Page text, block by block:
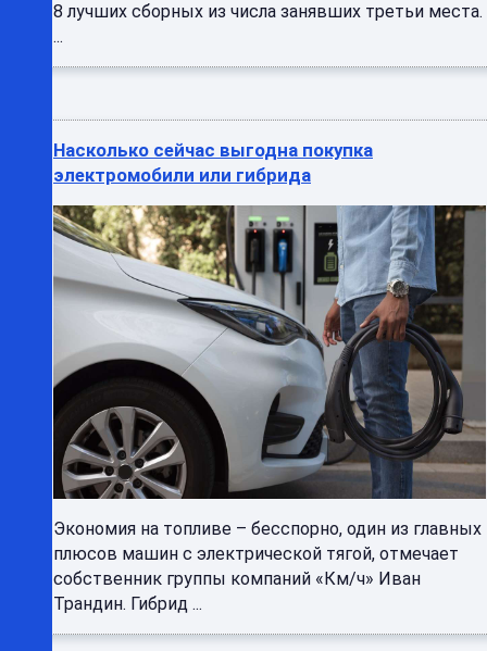
8 лучших сборных из числа занявших третьи места.
...
Насколько сейчас выгодна покупка
электромобили или гибрида
Экономия на топливе – бесспорно, один из главных
плюсов машин с электрической тягой, отмечает
собственник группы компаний «Км/ч» Иван
Трандин. Гибрид ...